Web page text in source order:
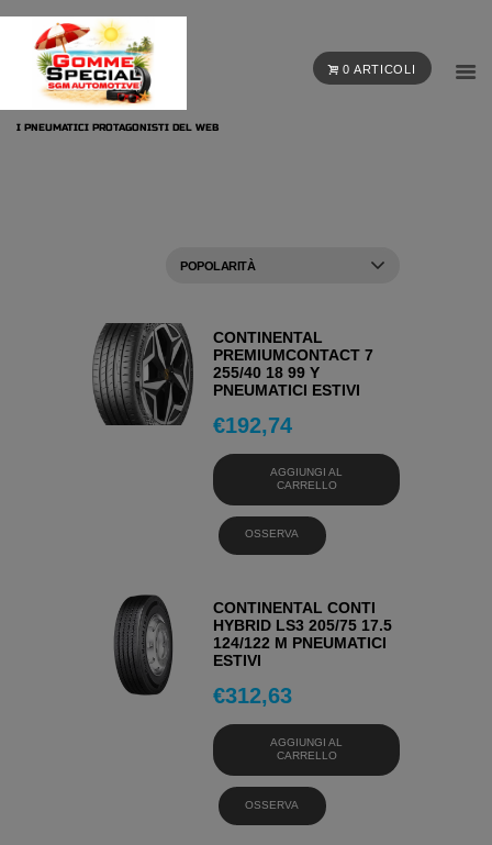
0 ARTICOLI
I PNEUMATICI PROTAGONISTI DEL WEB
CONTINENTAL
PREMIUMCONTACT 7
255/40 18 99 Y
PNEUMATICI ESTIVI
€192,74
AGGIUNGI AL
CARRELLO
OSSERVA
CONTINENTAL CONTI
HYBRID LS3 205/75 17.5
124/122 M PNEUMATICI
ESTIVI
€312,63
AGGIUNGI AL
CARRELLO
OSSERVA